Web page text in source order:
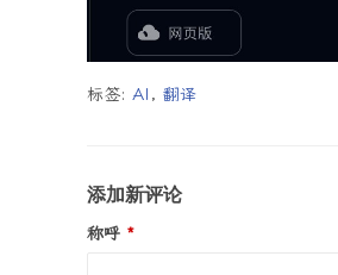
标签: AI , 翻译
添加新评论
称呼